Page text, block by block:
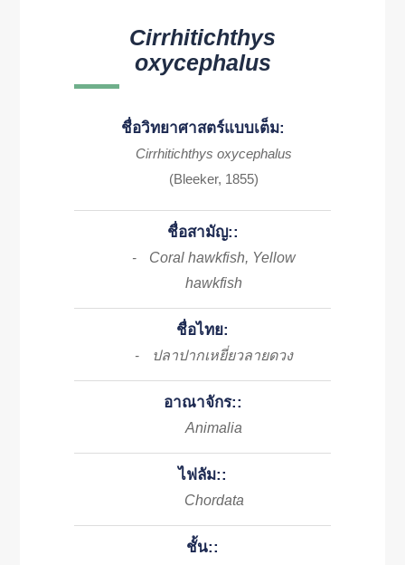
Cirrhitichthys
oxycephalus
ชื่อวิทยาศาสตร์แบบเต็ม:
Cirrhitichthys oxycephalus
(Bleeker, 1855)
ชื่อสามัญ::
-
Coral hawkfish, Yellow
hawkfish
ชื่อไทย:
- ปลาปากเหยี่ยวลายดวง
อาณาจักร::
Animalia
ไฟลัม::
Chordata
ชั้น::